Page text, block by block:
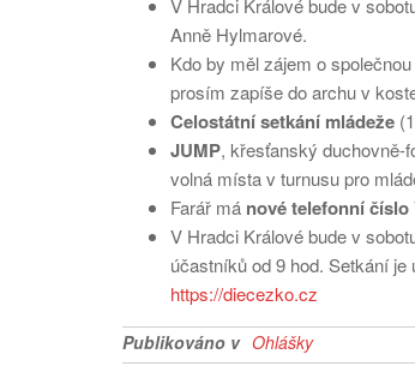
V Hradci Králové bude v
Anně Hylmarové.
Kdo by měl zájem o
prosím zapíše do archu v
Celostátní setkání mládeže
JUMP, křesťanský duchovně-
volná místa v turnusu pro
Farář má nové telefonní číslo
V Hradci Králové bude v
účastníků od 9 hod. Setkání
https://diecezko.cz
Publikováno v Ohlášky